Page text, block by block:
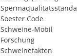
Soester Code
Schweine-Mobil
Forschung
Schweinefakten